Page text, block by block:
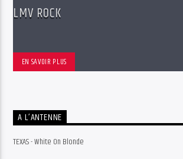
LMV ROCK
EN SAVOIR PLUS
A L’ANTENNE
TEXAS - White On Blonde